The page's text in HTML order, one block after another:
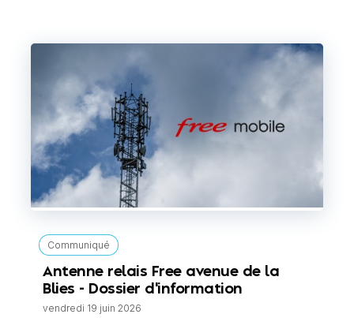
Communiqué
Antenne relais Free avenue de la
Blies - Dossier d'information
vendredi 19 juin 2026